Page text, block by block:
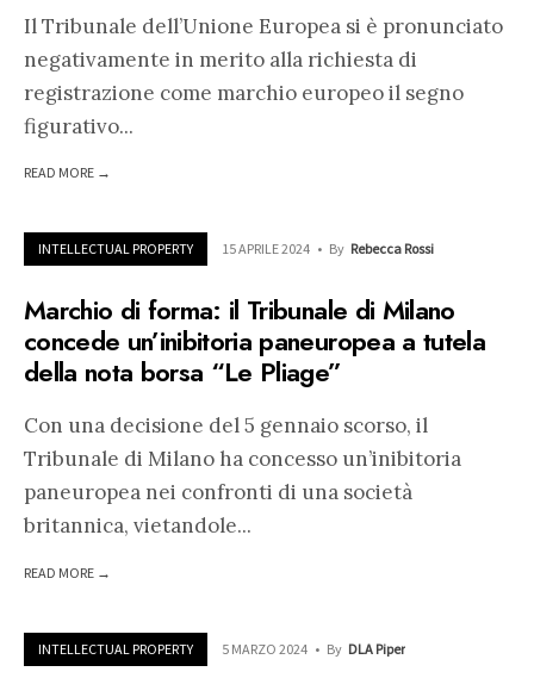
Il Tribunale dell’Unione Europea si è pronunciato
negativamente in merito alla richiesta di
registrazione come marchio europeo il segno
figurativo...
READ MORE →
INTELLECTUAL PROPERTY 15 APRILE 2024 • By Rebecca Rossi
Marchio di forma: il Tribunale di Milano
concede un’inibitoria paneuropea a tutela
della nota borsa “Le Pliage”
Con una decisione del 5 gennaio scorso, il
Tribunale di Milano ha concesso un’inibitoria
paneuropea nei confronti di una società
britannica, vietandole...
READ MORE →
INTELLECTUAL PROPERTY 5 MARZO 2024 • By DLA Piper